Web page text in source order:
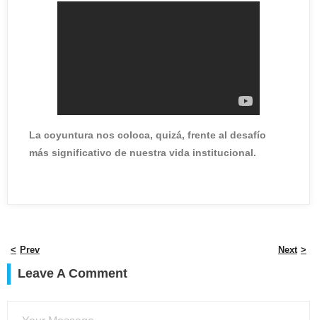
La coyuntura nos coloca, quizá, frente al desafío
más significativo de nuestra vida institucional.
Prev Next
Leave A Comment